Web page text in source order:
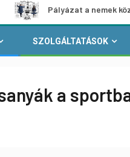
Pályázat a nemek közötti
SZOLGÁLTATÁSOK
a